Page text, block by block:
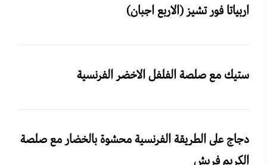
اربياتا فور تشيز (الاربع اجبان)
ستيك مع صلصة الفلفل الاخضر الفرنسية
دجاج على الطريقة الفرنسية محشوة بالخضار مع صلصة
الكريم فريش